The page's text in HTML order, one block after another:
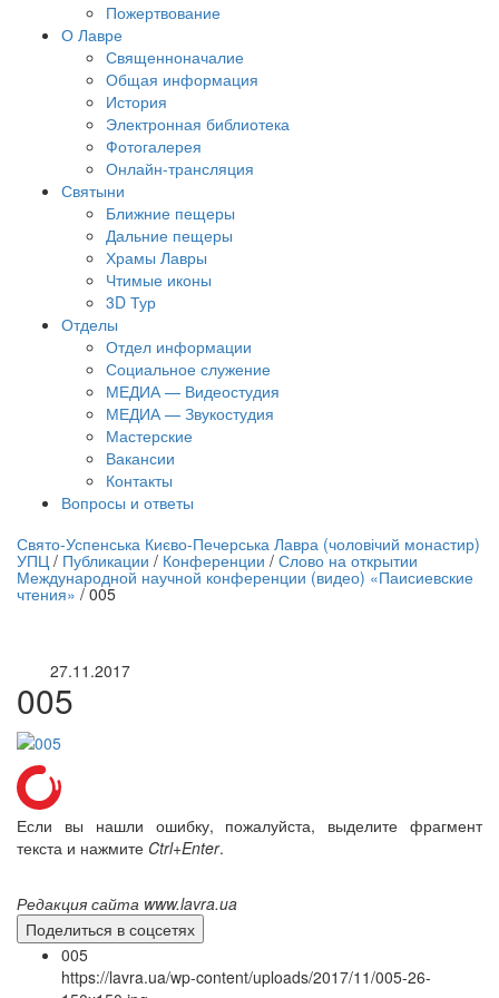
Пожертвование
О Лавре
Священноначалие
Общая информация
История
Электронная библиотека
Фотогалерея
Онлайн-трансляция
Святыни
Ближние пещеры
Дальние пещеры
Храмы Лавры
Чтимые иконы
3D Тур
Отделы
Отдел информации
Социальное служение
МЕДИА — Видеостудия
МЕДИА — Звукостудия
Мастерские
Вакансии
Контакты
Вопросы и ответы
трансляция | 12 сентября
трансляции
Свято-Успенська Києво-Печерська Лавра (чоловічий монастир)
УПЦ / Публикации / Конференции / Слово на открытии
Международной научной конференции (видео) «Паисиевские
чтения» /005
27.11.2017
005
Если вы нашли ошибку, пожалуйста, выделите фрагмент
текста и нажмите Ctrl+Enter.
Редакция сайта www.lavra.ua
Поделиться в соцсетях
005
https://lavra.ua/wp-content/uploads/2017/11/005-26-